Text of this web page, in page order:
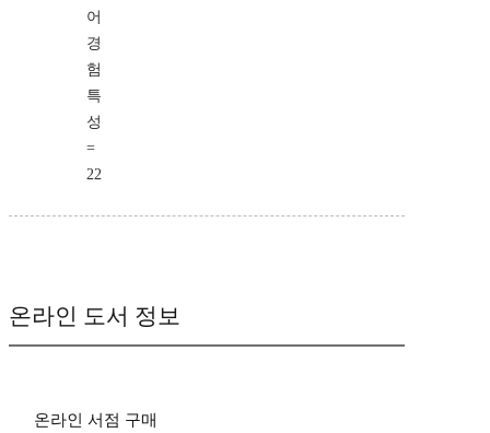
어
경
험
특
성
=
22
온라인 도서 정보
온라인 서점 구매